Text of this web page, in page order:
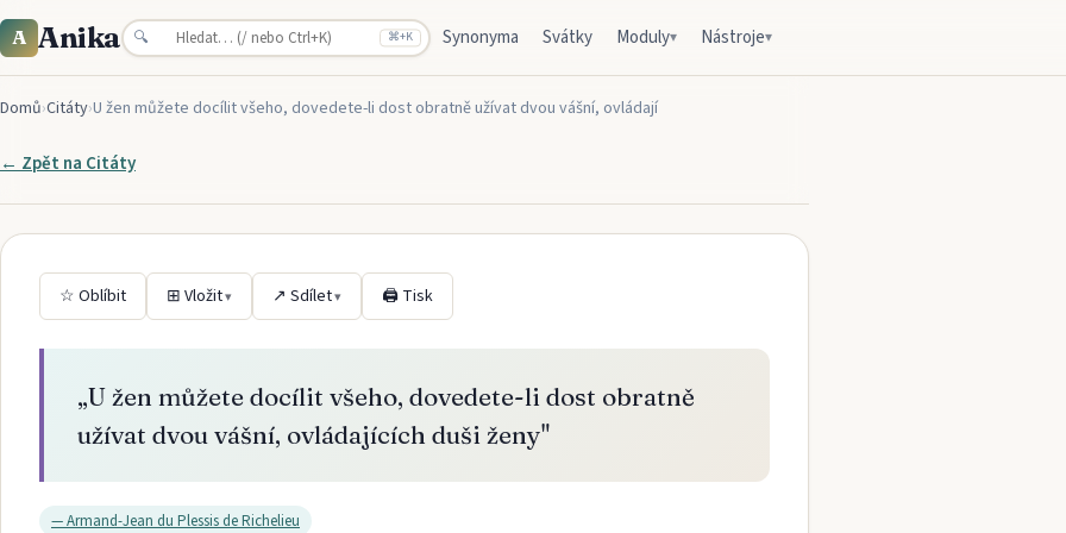
A Anika 🔍 ⌘+K Synonyma Svátky Moduly▾ Nástroje▾
Domů›Citáty›U žen můžete docílit všeho, dovedete-li dost obratně užívat dvou vášní, ovládají
← Zpět na Citáty
☆ Oblíbit ⊞ Vložit▾ ↗ Sdílet▾ 🖨 Tisk
„U žen můžete docílit všeho, dovedete-li dost obratně
užívat dvou vášní, ovládajících duši ženy"
—Armand-Jean du Plessis de Richelieu